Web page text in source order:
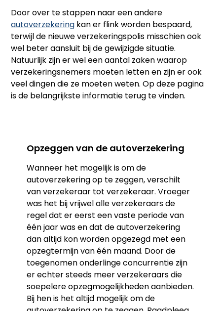
Door over te stappen naar een andere
autoverzekering kan er flink worden bespaard,
terwijl de nieuwe verzekeringspolis misschien ook
wel beter aansluit bij de gewijzigde situatie.
Natuurlijk zijn er wel een aantal zaken waarop
verzekeringsnemers moeten letten en zijn er ook
veel dingen die ze moeten weten. Op deze pagina
is de belangrijkste informatie terug te vinden.
Opzeggen van de autoverzekering
Wanneer het mogelijk is om de
autoverzekering op te zeggen, verschilt
van verzekeraar tot verzekeraar. Vroeger
was het bij vrijwel alle verzekeraars de
regel dat er eerst een vaste periode van
één jaar was en dat de autoverzekering
dan altijd kon worden opgezegd met een
opzegtermijn van één maand. Door de
toegenomen onderlinge concurrentie zijn
er echter steeds meer verzekeraars die
soepelere opzegmogelijkheden aanbieden.
Bij hen is het altijd mogelijk om de